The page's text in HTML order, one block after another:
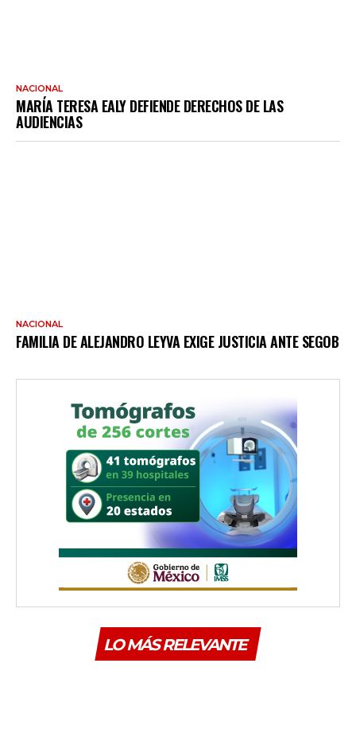
NACIONAL
MARÍA TERESA EALY DEFIENDE DERECHOS DE LAS
AUDIENCIAS
NACIONAL
FAMILIA DE ALEJANDRO LEYVA EXIGE JUSTICIA ANTE SEGOB
LO MÁS RELEVANTE